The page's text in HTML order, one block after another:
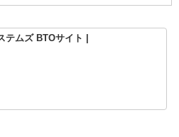
テムズ BTOサイト |